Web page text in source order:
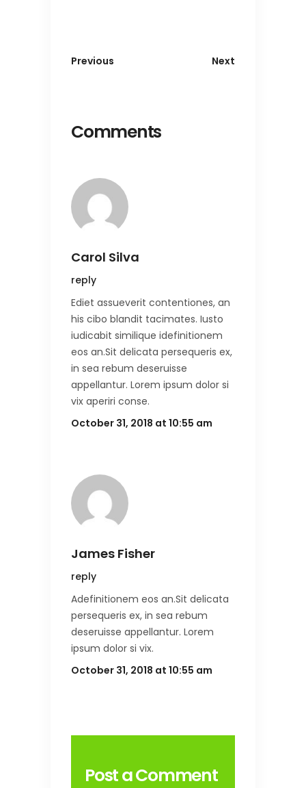
Previous Next
Comments
Carol Silva
reply
Ediet assueverit contentiones, an
his cibo blandit tacimates. Iusto
iudicabit similique idefinitionem
eos an.Sit delicata persequeris ex,
in sea rebum deseruisse
appellantur. Lorem ipsum dolor si
vix aperiri conse.
October 31, 2018 at 10:55 am
James Fisher
reply
Adefinitionem eos an.Sit delicata
persequeris ex, in sea rebum
deseruisse appellantur. Lorem
ipsum dolor si vix.
October 31, 2018 at 10:55 am
Post a Comment